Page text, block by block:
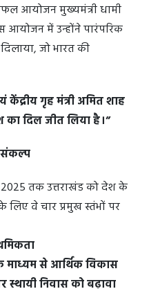
आयोजन मुख्यमंत्री धामी
में उन्होंने पारंपरिक
जो भारत की
गृह मंत्री अमित शाह
दिल जीत लिया है।”
संकल्प
2025 तक उत्तराखंड को देश के
लिए वे चार प्रमुख स्तंभों पर
माध्यम से आर्थिक विकास
स्थायी निवास को बढ़ावा